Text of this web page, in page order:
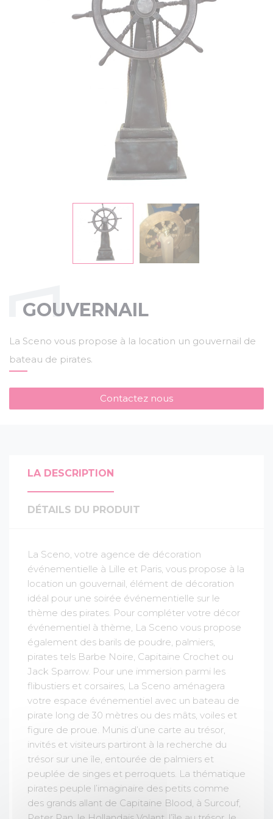
GOUVERNAIL
La Sceno vous propose à la location un gouvernail de
bateau de pirates.
Contactez nous
LA DESCRIPTION
DÉTAILS DU PRODUIT
La Sceno, votre agence de décoration
événementielle à Lille et Paris, vous propose à la
location un gouvernail, élément de décoration
idéal pour une soirée événementielle sur le
thème des pirates. Pour compléter votre décor
événementiel à thème, La Sceno vous propose
également des barils de poudre, palmiers,
pirates tels Barbe Noire, Capitaine Crochet ou
Jack Sparrow. Pour une immersion parmi les
flibustiers et corsaires, La Sceno aménagera
votre espace événementiel avec un bateau de
pirate long de 30 mètres ou des mâts, voiles et
figure de proue. Munis d’une carte au trésor,
invités et visiteurs partiront à la recherche du
trésor sur une île, entourée de palmiers et
peuplée de singes et perroquets. La thématique
pirates peuple l’imaginaire des petits comme
des grands allant de Capitaine Blood, à Surcouf,